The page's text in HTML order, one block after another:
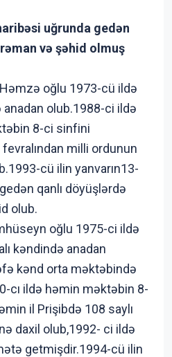
uğrunda gedən
və şəhid olmuş
oğlu 1973-cü ildə
olub.1988-ci ildə
8-ci sinfini
milli ordunun
cü ilin yanvarın13-
qanlı döyüşlərdə
olub.
oğlu 1975-ci ildə
kəndində anadan
kənd orta məktəbində
cı ildə həmin məktəbin 8-
il Prişibdə 108 saylı
daxil olub,1992- ci ildə
getmişdir.1994-cü ilin